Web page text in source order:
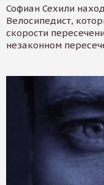
Софиан Сехили
Велосипедист,
скорости
незаконном